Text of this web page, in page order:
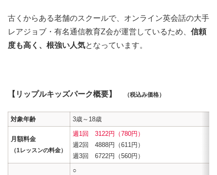
古くからある老舗のスクールで、オンライン英会話の大手
レアジョブ・有名通信教育Z会が運営しているため、 信頼
度も高く、根強い人気となっています。
【リップルキッズパーク概要】 （税込み価格）
対象年齢 3歳～18歳
月額料金
（1レッスンの料金）
週1回 3122円（780円）
週2回 4888円（611円）
週3回 6722円（560円）
○